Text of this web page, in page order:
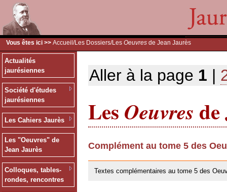
Vous êtes ici >> Accueil /Les Dossiers/Les Oeuvres de Jean Jaurès
Actualités
jaurésiennes
Société d'études
jaurésiennes
Les Cahiers Jaurès
Les "Oeuvres" de
Jean Jaurès
Colloques, tables-
rondes, rencontres
Aller à la page 1 |
Les Oeuvres
Complément au tome 5 des
Textes complémentaires au tome 5 des